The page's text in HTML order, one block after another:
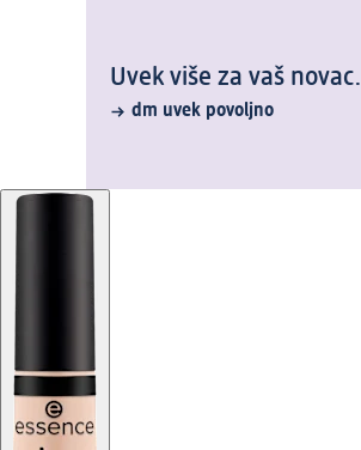
Uvek više za vaš novac.
dm uvek povoljno